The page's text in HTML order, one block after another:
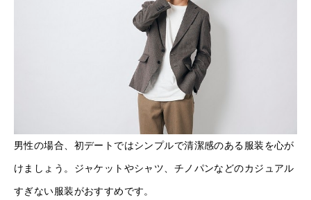
男性の場合、初デートではシンプルで清潔感のある服装を心が
けましょう。ジャケットやシャツ、チノパンなどのカジュアル
すぎない服装がおすすめです。